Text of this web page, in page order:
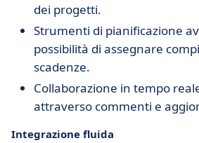
dei progetti.
Strumenti di pianificazione
possibilità di assegnare
scadenze.
Collaborazione in tempo
attraverso commenti e
Integrazione fluida